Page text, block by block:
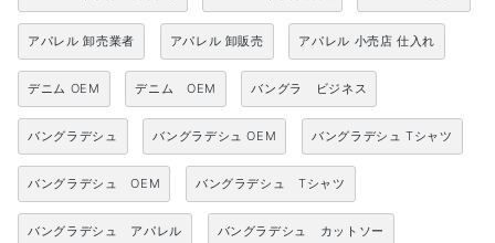
アパレル 卸売業者 アパレル 卸販売 アパレル 小売店 仕入れ
デニム OEM デニム OEM バングラ ビジネス
バングラデシュ バングラデシュ OEM バングラデシュ Tシャツ
バングラデシュ OEM バングラデシュ Tシャツ
バングラデシュ アパレル バングラデシュ カットソー